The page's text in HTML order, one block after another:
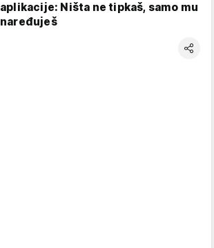
aplikacije: Ništa ne tipkaš, samo mu
naređuješ